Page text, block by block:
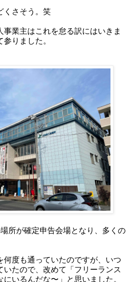
くさそう。笑
事業主はこれを怠る訳にはいきま
りました。
所が確定申告会場となり、多くの
何度も通っていたのですが、いつ
いたので、改めて「フリーランス
いるんだな〜」と思いました。